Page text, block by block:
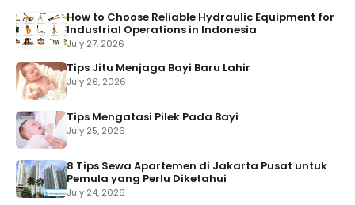
How to Choose Reliable Hydraulic Equipment for
Industrial Operations in Indonesia
July 27, 2026
Tips Jitu Menjaga Bayi Baru Lahir
July 26, 2026
Tips Mengatasi Pilek Pada Bayi
July 25, 2026
8 Tips Sewa Apartemen di Jakarta Pusat untuk
Pemula yang Perlu Diketahui
July 24, 2026